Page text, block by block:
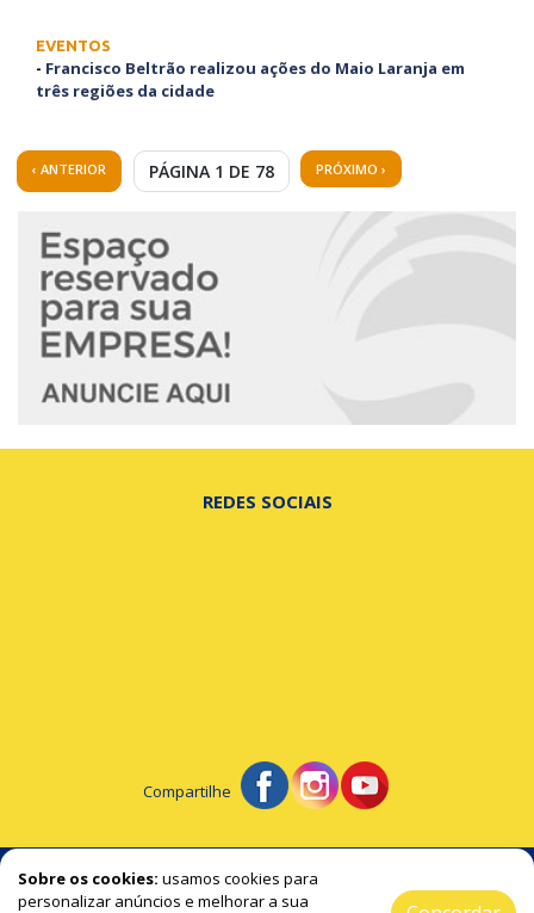
EVENTOS
- Francisco Beltrão realizou ações do Maio Laranja em
três regiões da cidade
‹ ANTERIOR PÁGINA 1 DE 78 PRÓXIMO ›
Sobre os cookies: usamos cookies para
personalizar anúncios e melhorar a sua
REDES SOCIAIS
Compartilhe
© Portal de Beltrão - A notícia na hora certa!